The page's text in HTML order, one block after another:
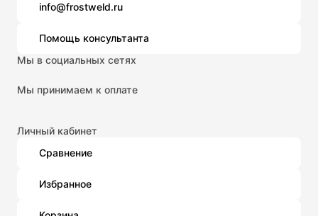
info@frostweld.ru
Помощь консультанта
Мы в социальных сетях
Мы принимаем к оплате
Личный кабинет
Сравнение
Избранное